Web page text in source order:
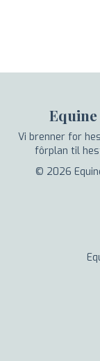
Vi brenner for
fôrplan til
© 2026